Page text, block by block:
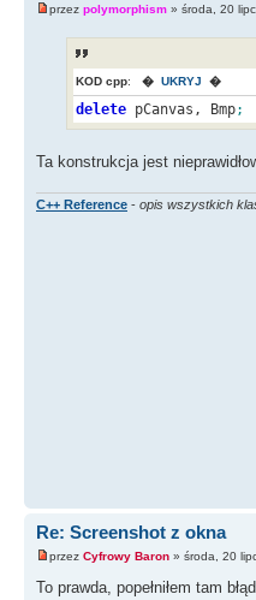
przez polymorphism » środa, 20
KOD cpp: � UKRYJ �
delete pCanvas, Bmp;
Ta konstrukcja jest
C++ Reference - opis wszystkich
Re: Screenshot z okna
przez Cyfrowy Baron » środa, 20
To prawda, popełniłem tam